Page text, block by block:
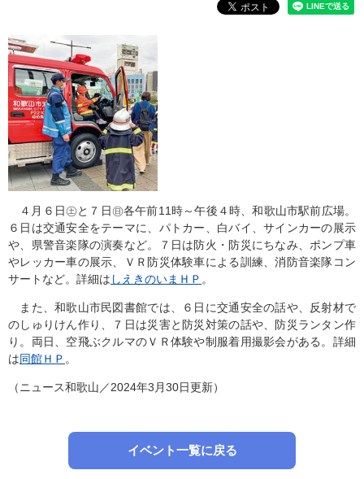
４月６日㊏と７日㊐各午前11時～午後４時、和歌山市駅前広場。
６日は交通安全をテーマに、パトカー、白バイ、サインカーの展示
や、県警音楽隊の演奏など。７日は防火・防災にちなみ、ポンプ車
やレッカー車の展示、ＶＲ防災体験車による訓練、消防音楽隊コン
サートなど。詳細は しえきのいまＨＰ 。
また、和歌山市民図書館では、６日に交通安全の話や、反射材で
のしゅりけん作り、７日は災害と防災対策の話や、防災ランタン作
り。両日、空飛ぶクルマのＶＲ体験や制服着用撮影会がある。詳細
は同館ＨＰ 。
（ニュース和歌山／2024年3月30日更新）
イベント一覧に戻る